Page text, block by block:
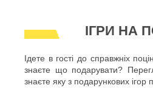
ІГРИ НА
Ідете в гості до справжніх
знаєте що подарувати?
знаєте яку з подарункових ігор